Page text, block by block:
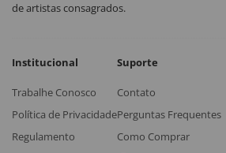
de artistas consagrados.
Institucional
Trabalhe Conosco
Política de Privacidade
Regulamento
Suporte
Contato
Perguntas Frequentes
Como Comprar